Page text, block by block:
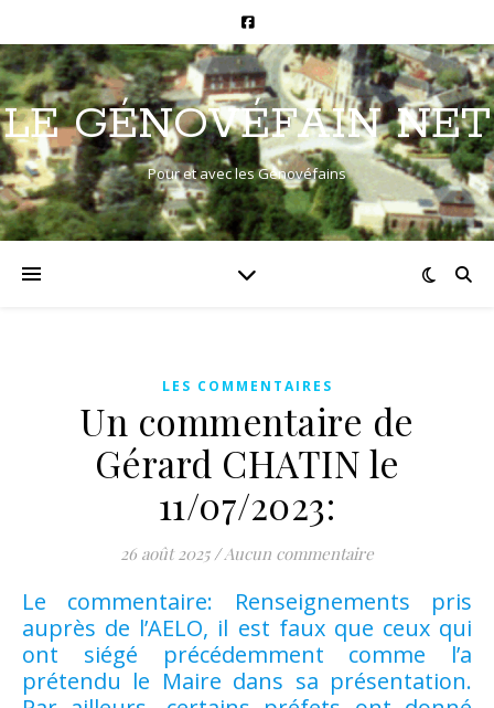
LE GÉNOVÉFAIN NET
Pour et avec les Génovéfains
LES COMMENTAIRES
Un commentaire de
Gérard CHATIN le
11/07/2023:
26 août 2025 /Aucun commentaire
Le commentaire: Renseignements pris
auprès de l’AELO, il est faux que ceux qui
ont siégé précédemment comme l’a
prétendu le Maire dans sa présentation.